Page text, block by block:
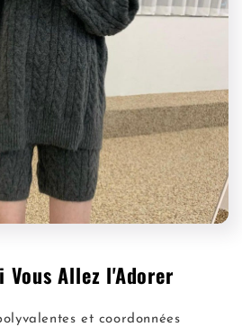
Vous Allez l'Adorer
et coordonnées